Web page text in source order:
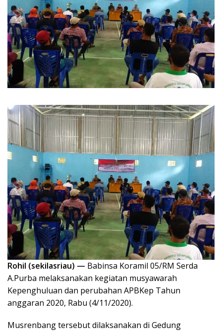
Rohil (sekilasriau) — Babinsa Koramil 05/RM Serda
A.Purba melaksanakan kegiatan musyawarah
Kepenghuluan dan perubahan APBKep Tahun
anggaran 2020, Rabu (4/11/2020).
Musrenbang tersebut dilaksanakan di Gedung